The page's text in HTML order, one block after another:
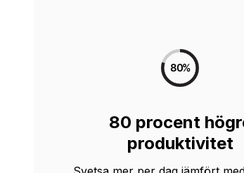
80 procent
produktivitet